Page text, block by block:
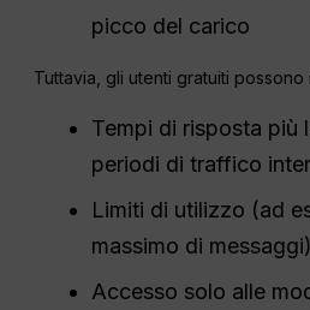
picco del carico
Tuttavia, gli utenti gratuiti possono
Tempi di risposta più
periodi di traffico
Limiti di utilizzo (ad
massimo di messaggi)
Accesso solo alle